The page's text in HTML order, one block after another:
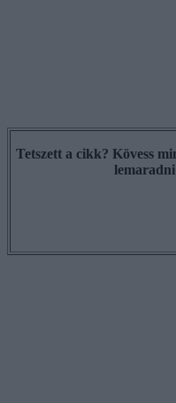
Tetszett a cikk? Kövess